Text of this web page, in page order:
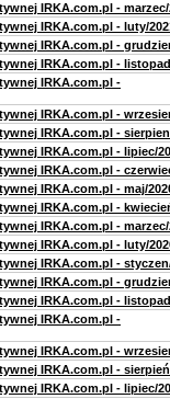
IRKA.com.pl - marzec/
IRKA.com.pl - luty/
IRKA.com.pl -
IRKA.com.pl -
IRKA.com.pl -
IRKA.com.pl -
IRKA.com.pl -
IRKA.com.pl - lipiec/
IRKA.com.pl -
IRKA.com.pl - maj/
IRKA.com.pl -
IRKA.com.pl - marzec/
IRKA.com.pl - luty/
IRKA.com.pl -
IRKA.com.pl -
IRKA.com.pl -
IRKA.com.pl -
IRKA.com.pl -
IRKA.com.pl -
IRKA.com.pl - lipiec/